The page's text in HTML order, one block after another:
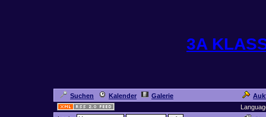
3A
Suchen Kalender Galerie